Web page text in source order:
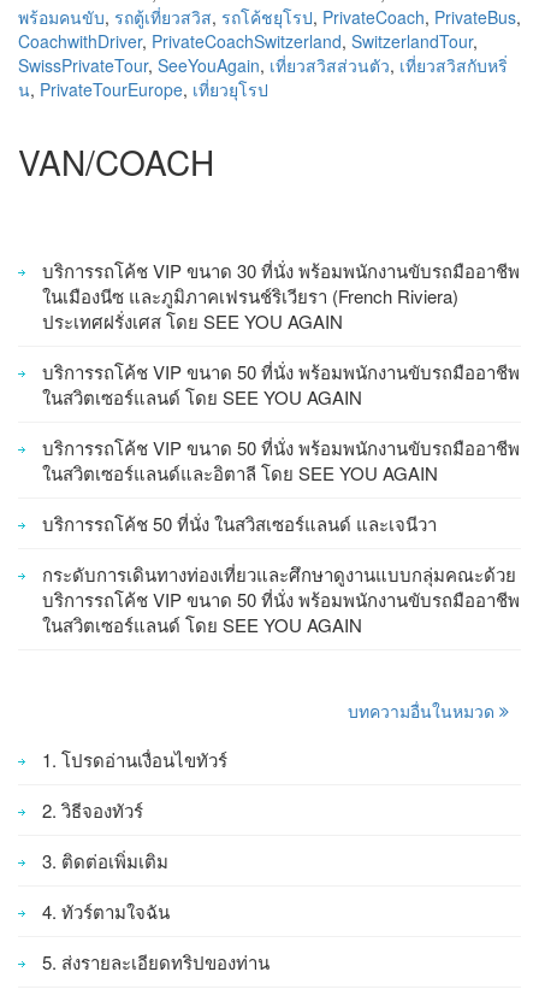
พร้อมคนขับ, รถตู้เที่ยวสวิส, รถโค้ชยุโรป, PrivateCoach, PrivateBus,
CoachwithDriver, PrivateCoachSwitzerland, SwitzerlandTour,
SwissPrivateTour, SeeYouAgain, เที่ยวสวิสส่วนตัว, เที่ยวสวิสกับหริ่
น, PrivateTourEurope, เที่ยวยุโรป
VAN/COACH
บริการรถโค้ช VIP ขนาด 30 ที่นั่ง พร้อมพนักงานขับรถมืออาชีพ
ในเมืองนีซ และภูมิภาคเฟรนช์ริเวียรา (French Riviera)
ประเทศฝรั่งเศส โดย SEE YOU AGAIN
บริการรถโค้ช VIP ขนาด 50 ที่นั่ง พร้อมพนักงานขับรถมืออาชีพ
ในสวิตเซอร์แลนด์ โดย SEE YOU AGAIN
บริการรถโค้ช VIP ขนาด 50 ที่นั่ง พร้อมพนักงานขับรถมืออาชีพ
ในสวิตเซอร์แลนด์และอิตาลี โดย SEE YOU AGAIN
บริการรถโค้ช 50 ที่นั่ง ในสวิสเซอร์แลนด์ และเจนีวา
กระดับการเดินทางท่องเที่ยวและศึกษาดูงานแบบกลุ่มคณะด้วย
บริการรถโค้ช VIP ขนาด 50 ที่นั่ง พร้อมพนักงานขับรถมืออาชีพ
ในสวิตเซอร์แลนด์ โดย SEE YOU AGAIN
บทความอื่นในหมวด
1. โปรดอ่านเงื่อนไขทัวร์
2. วิธีจองทัวร์
3. ติดต่อเพิ่มเติม
4. ทัวร์ตามใจฉัน
5. ส่งรายละเอียดทริปของท่าน